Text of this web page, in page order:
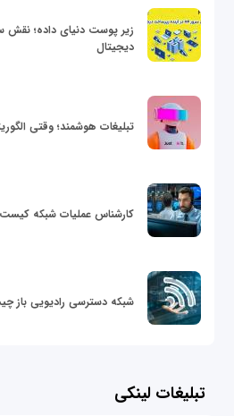
دیجیتال
تبلیغات هوشمند؛ وقتی
کارشناس عملیات شبکه
شبکه دسترسی رادیویی باز
تبلیغات لینکی